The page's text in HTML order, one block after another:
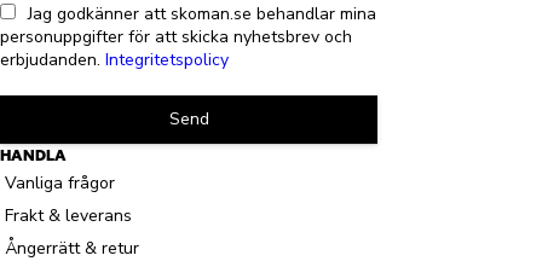
Jag godkänner att skoman.se behandlar mina
personuppgifter för att skicka nyhetsbrev och
erbjudanden. Integritetspolicy
Send
HANDLA
Vanliga frågor
Frakt & leverans
Ångerrätt & retur